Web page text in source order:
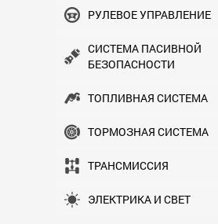
РУЛЕВОЕ УПРАВЛЕНИЕ
СИСТЕМА ПАСИВНОЙ
БЕЗОПАСНОСТИ
ТОПЛИВНАЯ СИСТЕМА
ТОРМОЗНАЯ СИСТЕМА
ТРАНСМИСCИЯ
ЭЛЕКТРИКА И СВЕТ